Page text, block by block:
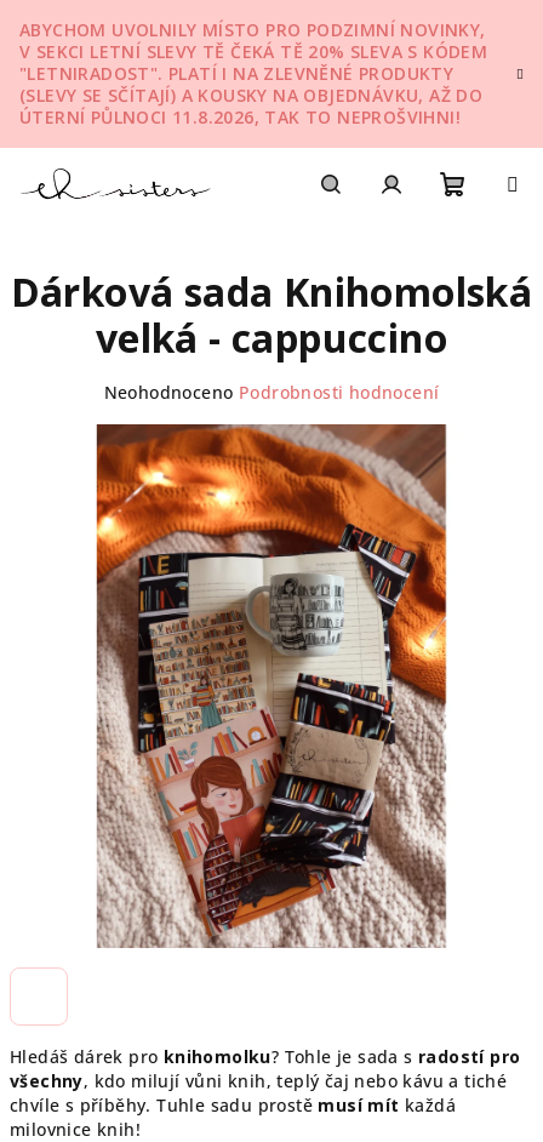
na
obsah
ABYCHOM UVOLNILY MÍSTO PRO PODZIMNÍ NOVINKY,
V SEKCI LETNÍ SLEVY TĚ ČEKÁ TĚ 20% SLEVA S KÓDEM
"LETNIRADOST". PLATÍ I NA ZLEVNĚNÉ PRODUKTY
(SLEVY SE SČÍTAJÍ) A KOUSKY NA OBJEDNÁVKU, AŽ DO
ÚTERNÍ PŮLNOCI 11.8.2026, TAK TO NEPROŠVIHNI!
košík
Hledáš dárek pro knihomolku? Tohle je sada s radostí pro
všechny, kdo milují vůni knih, teplý čaj nebo kávu a tiché
chvíle s příběhy. Tuhle sadu prostě musí mít každá
milovnice knih!
Dárková sada Knihomolská
velká - cappuccino
hvězdiček.
Neohodnoceno Podrobnosti hodnocení